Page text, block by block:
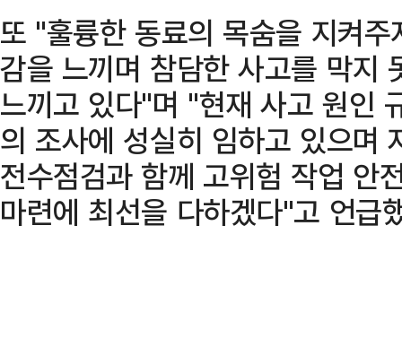
또 "훌륭한 동료의 목숨을 지켜
감을 느끼며 참담한 사고를 막지
느끼고 있다"며 "현재 사고 원인
의 조사에 성실히 임하고 있으며
전수점검과 함께 고위험 작업 안
마련에 최선을 다하겠다"고 언급